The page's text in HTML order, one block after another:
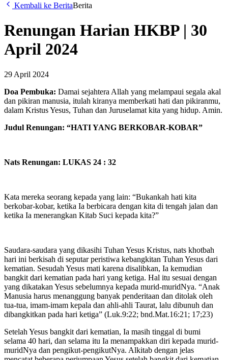
Kembali ke BeritaBerita
Renungan Harian HKBP | 30
April 2024
29 April 2024
Doa Pembuka: Damai sejahtera Allah yang melampaui segala akal
dan pikiran manusia, itulah kiranya memberkati hati dan pikiranmu,
dalam Kristus Yesus, Tuhan dan Juruselamat kita yang hidup. Amin.
Judul Renungan: “HATI YANG BERKOBAR-KOBAR”
Nats Renungan: LUKAS 24 : 32
Kata mereka seorang kepada yang lain: “Bukankah hati kita
berkobar-kobar, ketika Ia berbicara dengan kita di tengah jalan dan
ketika Ia menerangkan Kitab Suci kepada kita?”
Saudara-saudara yang dikasihi Tuhan Yesus Kristus, nats khotbah
hari ini berkisah di seputar peristiwa kebangkitan Tuhan Yesus dari
kematian. Sesudah Yesus mati karena disalibkan, Ia kemudian
bangkit dari kematian pada hari yang ketiga. Hal itu sesuai dengan
yang dikatakan Yesus sebelumnya kepada murid-muridNya. “Anak
Manusia harus menanggung banyak penderitaan dan ditolak oleh
tua-tua, imam-imam kepala dan ahli-ahli Taurat, lalu dibunuh dan
dibangkitkan pada hari ketiga” (Luk.9:22; bnd.Mat.16:21; 17;23)
Setelah Yesus bangkit dari kematian, Ia masih tinggal di bumi
selama 40 hari, dan selama itu Ia menampakkan diri kepada murid-
muridNya dan pengikut-pengikutNya. Alkitab dengan jelas